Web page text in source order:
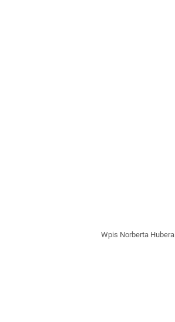
Wpis Norberta Hubera